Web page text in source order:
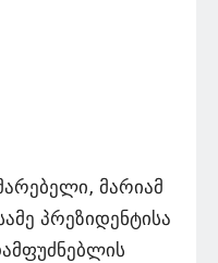
მარიამ
პრეზიდენტისა